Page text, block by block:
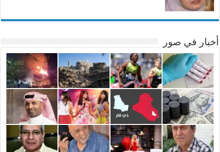
أخبار في صور